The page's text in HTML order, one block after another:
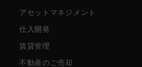
アセットマネジメント
仕入開発
賃貸管理
不動産のご売却